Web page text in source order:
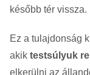
később tér vissza.
Ez a tulajdonság
akik testsúlyuk
elkerülni az